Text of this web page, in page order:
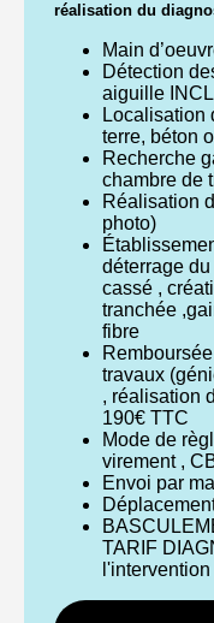
réalisation du
Main
Détection
aiguille
Localisation
terre, béton
Recherche
chambre de
Réalisation
photo)
déterrage
cassé ,
tranchée
fibre
travaux
, réalisation
190€ TTC
Mode de
virement ,
Envoi par
TARIF
l'intervention